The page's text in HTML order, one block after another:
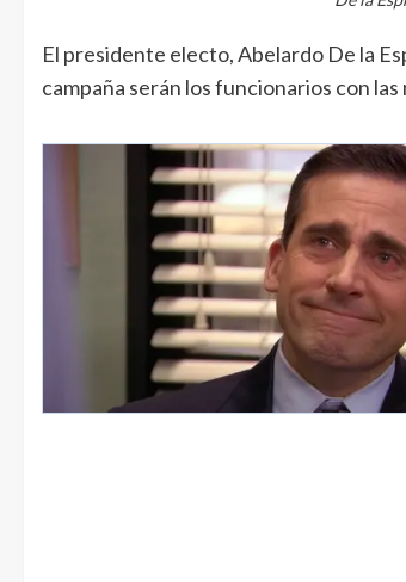
El presidente electo, Abelardo De la
campaña serán los funcionarios con